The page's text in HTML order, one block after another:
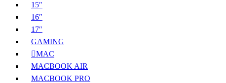
15″
16″
17″
GAMING
MAC
MACBOOK AIR
MACBOOK PRO